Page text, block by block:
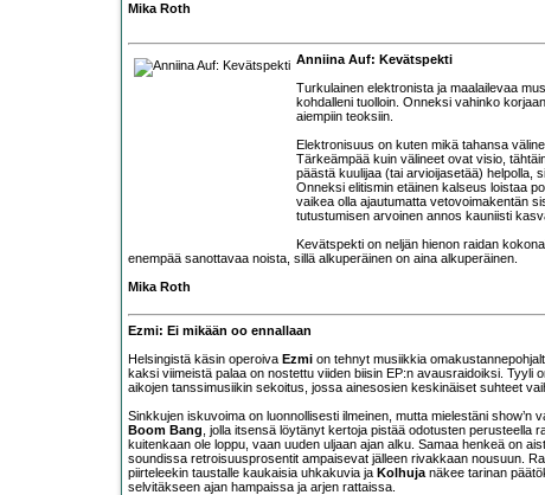
Mika Roth
Anniina Auf: Kevätspekti
Turkulainen elektronista ja maalailevaa
kohdalleni tuolloin. Onneksi vahinko
aiempiin teoksiin.
Elektronisuus on kuten mikä tahansa
Tärkeämpää kuin välineet ovat visio,
päästä kuulijaa (tai arvioijasetää) helpolla,
Onneksi elitismin etäinen kalseus loistaa
vaikea olla ajautumatta vetovoimakentän
tutustumisen arvoinen annos kauniisti
Kevätspekti on neljän hienon raidan
enempää sanottavaa noista, sillä alkuperäinen on aina alkuperäinen.
Mika Roth
Ezmi: Ei mikään oo ennallaan
Helsingistä käsin operoiva Ezmi on tehnyt musiikkia
kaksi viimeistä palaa on nostettu viiden biisin EP:n avausraidoiksi. Tyyli
aikojen tanssimusiikin sekoitus, jossa ainesosien keskinäiset suhteet
Sinkkujen iskuvoima on luonnollisesti ilmeinen, mutta mielestäni
Boom Bang , jolla itsensä löytänyt kertoja pistää odotusten
kuitenkaan ole loppu, vaan uuden uljaan ajan alku. Samaa henkeä on
soundissa retroisuusprosentit ampaisevat jälleen rivakkaan nousuun.
piirteleekin taustalle kaukaisia uhkakuvia ja Kolhuja näkee tarinan
selvitäkseen ajan hampaissa ja arjen rattaissa.